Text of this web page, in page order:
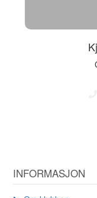
INFORMASJON